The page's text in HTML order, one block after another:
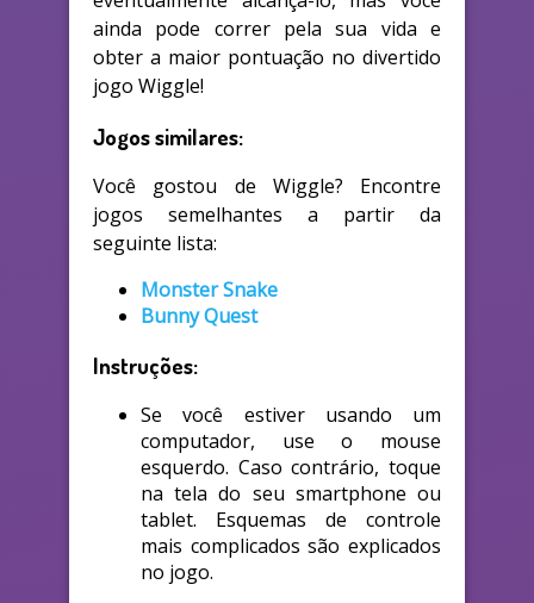
ainda pode correr pela sua vida e
obter a maior pontuação no divertido
jogo Wiggle!
Jogos similares:
Você gostou de Wiggle? Encontre
jogos semelhantes a partir da
seguinte lista:
Monster Snake
Bunny Quest
Instruções:
Se você estiver usando um
computador, use o mouse
esquerdo. Caso contrário, toque
na tela do seu smartphone ou
tablet. Esquemas de controle
mais complicados são explicados
no jogo.